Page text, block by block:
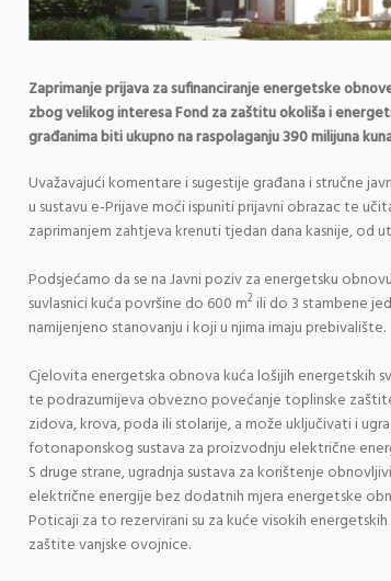
Zaprimanje prijava za sufinanciranje energetske
zbog velikog interesa Fond za zaštitu okoliša i
građanima biti ukupno na raspolaganju 390 milijuna
Uvažavajući komentare i sugestije građana i stručne
u sustavu e-Prijave moći ispuniti prijavni obrazac te
zaprimanjem zahtjeva krenuti tjedan dana kasnije, od
Podsjećamo da se na Javni poziv za energetsku
suvlasnici kuća površine do 600 m2 ili do 3 stambene
namijenjeno stanovanju i koji u njima imaju prebivalište.
Cjelovita energetska obnova kuća lošijih energetskih
te podrazumijeva obvezno povećanje toplinske
zidova, krova, poda ili stolarije, a može uključivati i
fotonaponskog sustava za proizvodnju električne
S druge strane, ugradnja sustava za korištenje
električne energije bez dodatnih mjera energetske
Poticaji za to rezervirani su za kuće visokih
zaštite vanjske ovojnice.